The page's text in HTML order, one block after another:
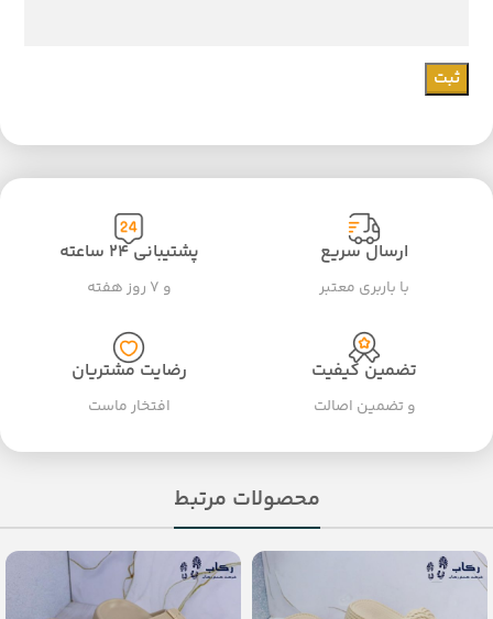
ارسال سریع
با باربری معتبر
پشتیبانی ۲۴ ساعته
و ۷ روز هفته
تضمین کیفیت
و تضمین اصالت
رضایت مشتریان
افتخار ماست
محصولات مرتبط